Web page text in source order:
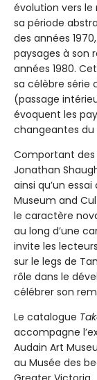
évolution vers le
sa période
des années
paysages à son
années 1980.
sa célèbre série
(passage
évoquent les
changeantes du
Comportant des
Jonathan
ainsi qu’un
Museum and
le caractère
au long d’une
invite les
sur le legs de
rôle dans le
célébrer son
Le catalogue
accompagne
Audain Art
au Musée des